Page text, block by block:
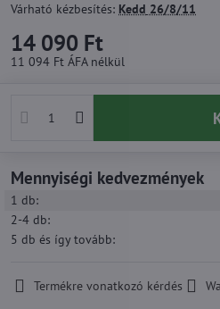
Várható kézbesítés: Kedd 26/8/11
14 090 Ft
11 094 Ft ÁFA nélkül
Mennyiségi kedvezmények
1 db:
2-4 db:
5 db és így tovább:
Termékre vonatkozó kérdés